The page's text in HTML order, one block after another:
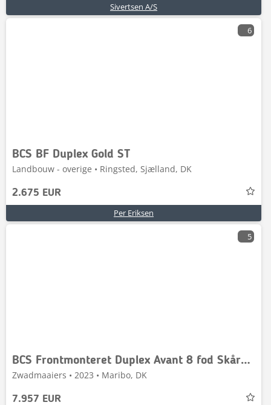
Sivertsen A/S
6
BCS BF Duplex Gold ST
Landbouw - overige • Ringsted, Sjælland, DK
2.675 EUR
Per Eriksen
5
BCS Frontmonteret Duplex Avant 8 fod Skårbrædder kan t
Zwadmaaiers • 2023 • Maribo, DK
7.957 EUR